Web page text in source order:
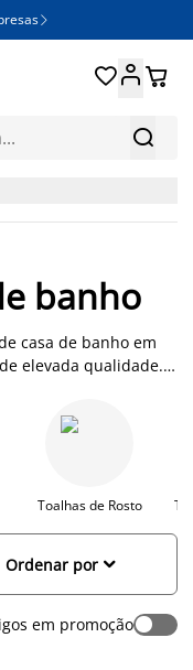


 
banho
casa de banho em
elevada qualidade.
de uma
stress do dia-a-dia.
que combinem com a
casa de banho
decorativos, o
da mesma gama.
Toalhas de Rosto

Ordenar por
em promoção